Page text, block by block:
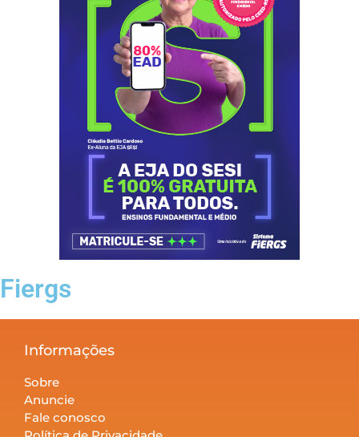
Fiergs
Informações
Sobre
Anuncie
Fale conosco